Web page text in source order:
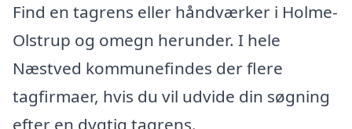
Find en tagrens eller håndværker i Holme-
Olstrup og omegn herunder. I hele
Næstved kommunefindes der flere
tagfirmaer, hvis du vil udvide din søgning
efter en dygtig tagrens.